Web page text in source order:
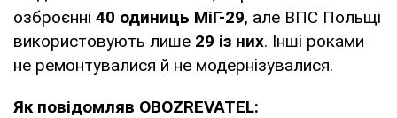
озброєнні 40 одиниць МіГ-29, але ВПС Польщі
використовують лише 29 із них. Інші роками
не ремонтувалися й не модернізувалися.
Як повідомляв OBOZREVATEL: